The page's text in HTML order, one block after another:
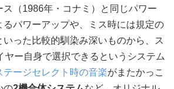
ス（1986年・コナミ）と同じパワー
るパワーアップや、ミス時には規定の
った比較的馴染み深いものから、ス
ヤー自身で選択できるというシステム
テージセレクト時の音楽がまたかっこ